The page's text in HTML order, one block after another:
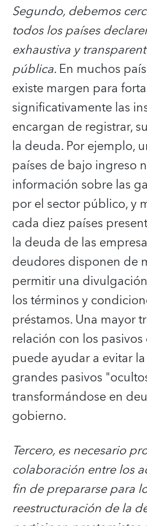
Segundo, debemos
todos los países
exhaustiva y
pública.En muchos
existe margen para
significativamente las
encargan de registrar,
la deuda. Por ejemplo,
países de bajo ingreso
información sobre las
por el sector público, y
cada diez países
la deuda de las
deudores disponen de
permitir una
los términos y
préstamos. Una mayor
relación con los
puede ayudar a evitar
grandes pasivos
transformándose en
gobierno.
Tercero, es necesario
colaboración entre los
fin de prepararse para
reestructuración de la